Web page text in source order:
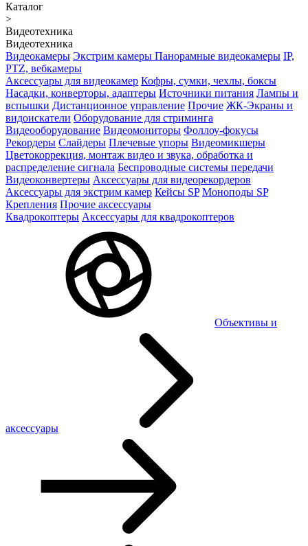
Каталог
>
Видеотехника
Видеотехника
Видеокамеры Экстрим камеры Панорамные видеокамеры IP,
PTZ, вебкамеры
Аксессуары для видеокамер Кофры, сумки, чехлы, боксы
Насадки, конверторы, адаптеры Источники питания Лампы и
вспышки Дистанционное управление Прочие ЖК-Экраны и
видоискатели Оборудование для стриминга
Видеооборудование Видеомониторы Фоллоу-фокусы
Рекордеры Слайдеры Плечевые упоры Видеомикшеры
Цветокоррекция, монтаж видео и звука, обработка и
распределение сигнала Беспроводные системы передачи
Видеоконвертеры Аксессуары для видеорекордеров
Аксессуары для экстрим камер Кейсы SP Моноподы SP
Крепления Прочие аксессуары
Квадрокоптеры Аксессуары для квадрокоптеров
Объективы и
аксессуары